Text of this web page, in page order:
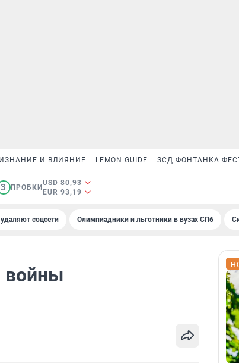
И ВЛИЯНИЕ LEMON GUIDE ЗСД ФОНТАНКА
3 ПРОБКИ
USD 80,93
EUR 93,19
соцсети Олимпиадники и льготники в вузах СПб
войны